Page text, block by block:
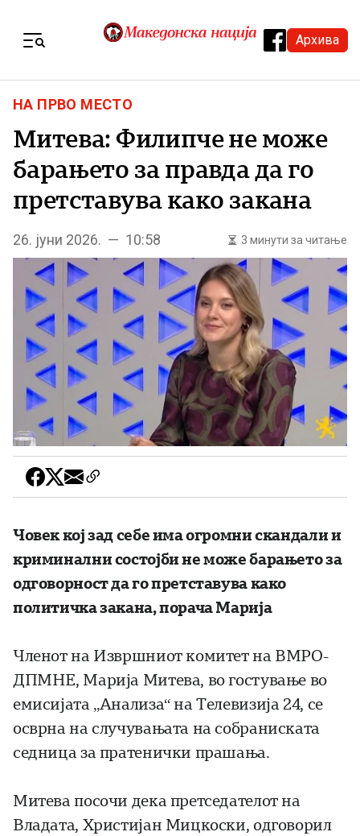
Архива
НА ПРВО МЕСТО
Митева: Филипче не може
барањето за правда да го
претставува како закана
26. јуни 2026. — 10:58 3 минути за читање
Човек кој зад себе има огромни скандали и
криминални состојби не може барањето за
одговорност да го претставува како
политичка закана, порача Марија
Членот на Извршниот комитет на ВМРО-
ДПМНЕ, Марија Митева, во гостување во
емисијата „Анализа“ на Телевизија 24, се
осврна на случувањата на собраниската
седница за пратенички прашања.
Митева посочи дека претседателот на
Владата, Христијан Мицкоски, одговорил